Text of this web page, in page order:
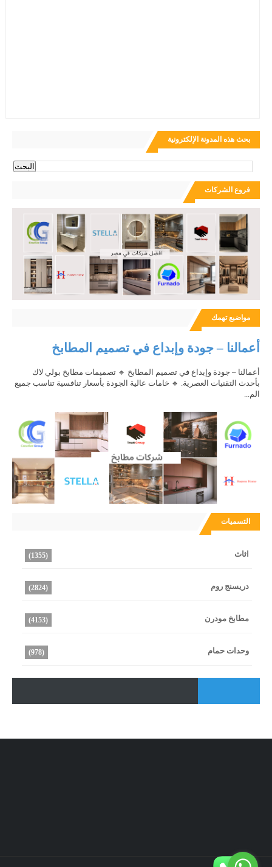
بحث هذه المدونة الإلكترونية
فروع الشركات
مواضيع تهمك
أعمالنا – جودة وإبداع في تصميم المطابخ
أعمالنا – جودة وإبداع في تصميم المطابخ 🔹 تصميمات مطابخ بولي لاك
بأحدث التقنيات العصرية. 🔹 خامات عالية الجودة بأسعار تنافسية تناسب جميع
الم...
التسميات
اثاث (1355)
دريسنج روم (2824)
مطابخ مودرن (4153)
وحدات حمام (978)